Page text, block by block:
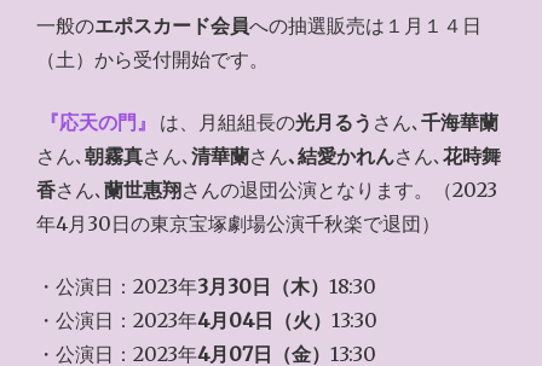
一般のエポスカード会員への抽選販売は１月１４日
（土）から受付開始です。
『応天の門』 は、月組組長の光月るう さん､千海華蘭
さん､ 朝霧真さん､ 清華蘭さん､結愛かれんさん､ 花時舞
香さん､ 蘭世惠翔さんの退団公演となります。（2023
年4月30日の東京宝塚劇場公演千秋楽で退団）
・公演日：2023年3月30日（木） 18:30
・公演日：2023年4月04日（火） 13:30
・公演日：2023年4月07日（金） 13:30